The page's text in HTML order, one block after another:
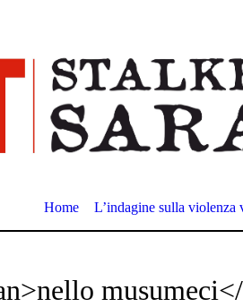
Home L’indagine sulla violenza